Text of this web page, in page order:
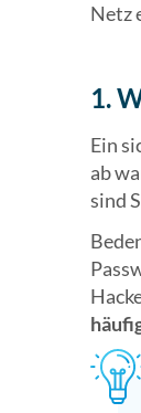
Netz
1.
Ein
ab
sind